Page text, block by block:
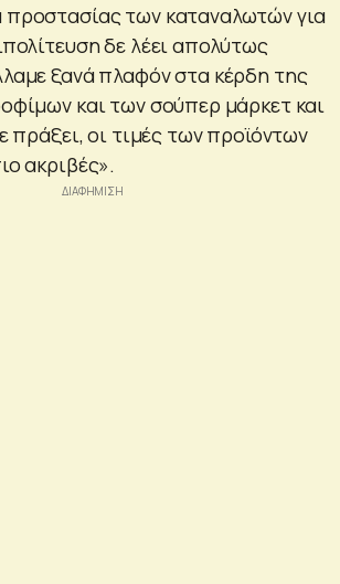
των καταναλωτών για
δε λέει απολύτως
ξανά πλαφόν στα κέρδη της
και των σούπερ μάρκετ και
πράξει, οι τιμές των προϊόντων
ακριβές».